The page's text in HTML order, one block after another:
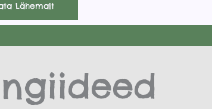
Lähemalt